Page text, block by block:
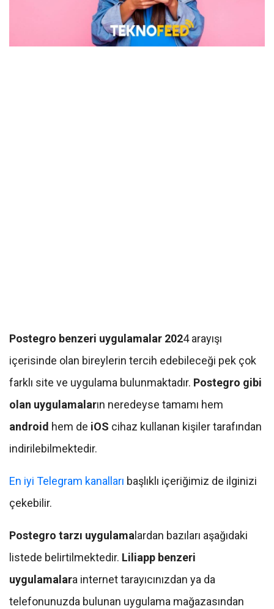
Postegro benzeri uygulamalar 2024 arayışı
içerisinde olan bireylerin tercih edebileceği pek çok
farklı site ve uygulama bulunmaktadır. Postegro gibi
olan uygulamaların neredeyse tamamı hem
android hem de iOS cihaz kullanan kişiler tarafından
indirilebilmektedir.
En iyi Telegram kanalları başlıklı içeriğimiz de ilginizi
çekebilir.
Postegro tarzı uygulama lardan bazıları aşağıdaki
listede belirtilmektedir. Liliapp benzeri
uygulamalara internet tarayıcınızdan ya da
telefonunuzda bulunan uygulama mağazasından